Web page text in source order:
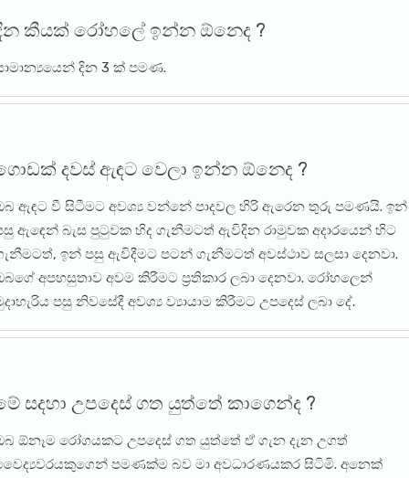
කීයක් රෝහලේ ඉන්න ඕනෙද ?
දින 3 ක් පමණ.
දවස් ඇඳට වෙලා ඉන්න ඕනෙද ?
ඇඳට වී සිටීමට අවශ්‍ය වන්නේ පාදවල හිරි ඇරෙන තුරු පමණයි. ඉන්
ඇඳෙන් බැස පුටුවක හිද ගැනීමටත් ඇවිදින රාමුවක අදාරයෙන් හිට
ඉන් පසු ඇවිදීමට පටන් ගැනීමටත් අවස්ථාව සලසා දෙනවා.
අපහසුතාව අවම කිරීමට ප්‍රතිකාර ලබා දෙනවා. රෝහලෙන්
පසු නිවසේදී අවශ්‍ය ව්‍යායාම කිරීමට උපදෙස් ලබා දේ.
සදහා උපදෙස් ගත යුත්තේ කාගෙන්ද ?
ඕනෑම රෝගයකට උපදෙස් ගත යුත්තේ ඒ ගැන දැන උගත්
පමණක්ම බව මා අවධාරණයකර සිටිමි. අනෙක්